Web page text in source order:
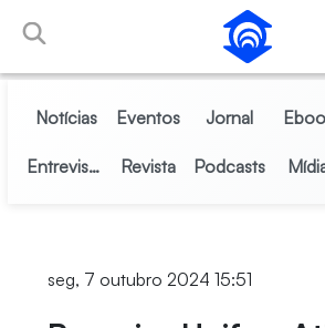
Pular para o Conteúdo principal
Notícias Eventos Jornal
Entrevistas Revista Podcasts
seg, 7 outubro 2024 15:51